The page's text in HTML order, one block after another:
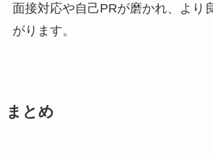
面接対応や自己PRが磨かれ、より
がります。
まとめ